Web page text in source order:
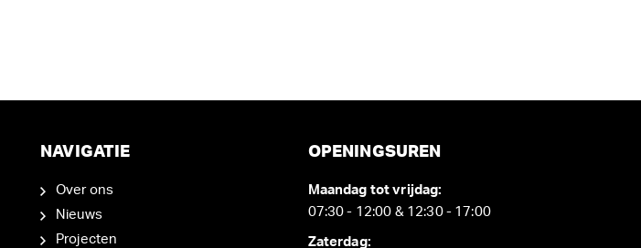
NAVIGATIE
Over ons
Nieuws
Projecten
OPENINGSUREN
Maandag tot vrijdag:
07:30 - 12:00 & 12:30 - 17:00
Zaterdag: